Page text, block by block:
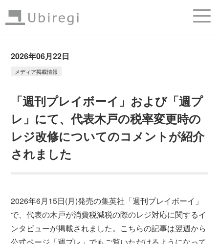
2026年06月22日
メディア掲載情報
「週刊プレイボーイ」および「週プ
レ」にて、代表木戸の税率変更時の
レジ改修についてのコメントが紹介
されました
2026年6月15日(月)発売の集英社「週刊プレイボーイ」
で、代表の木戸が消費税減税の際のレジ対応に関するイ
ンタビューが掲載されました。こちらの記事は翌週から
公式ページ「週プレ」でもご覧いただけるようになって